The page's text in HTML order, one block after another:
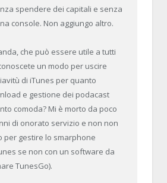
spendere dei capitali e senza
console. Non aggiungo altro.
che può essere utile a tutti
un modo per uscire
di iTunes per quanto
e gestione dei podacast
comoda? Mi è morto da poco
di onorato servizio e non non
per gestire lo smarphone
se non con un software da
TunesGo).